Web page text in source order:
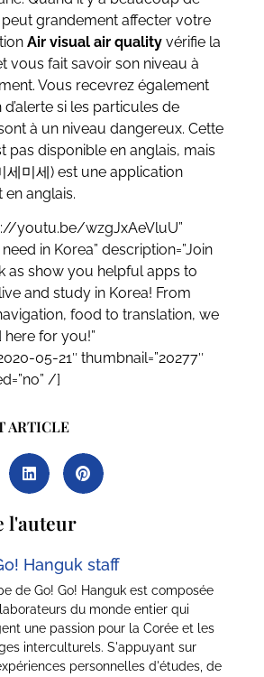
grandement affecter votre
Air visual air qualityvérifie la
vous fait savoir son niveau à
Vous recevrez également
si les particules de
à un niveau dangereux. Cette
pas disponible en anglais, mais
세미세) est une application
en anglais.
youtu.be/wzgJxAeVluU”
in Korea” description=”Join
as show you helpful apps to
and study in Korea! From
food to translation, we
here for you!”
05-21″ thumbnail=”20277″
/]
ARTICLE
l'auteur
Hanguk staff
de Go! Go! Hanguk est composée
du monde entier qui
une passion pour la Corée et les
interculturels. S'appuyant sur
personnelles d'études, de